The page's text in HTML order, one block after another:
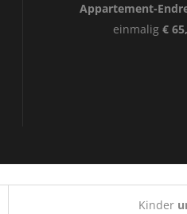
Appartement-
einmalig €
Kinder